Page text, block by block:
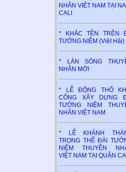
NHÂN VIỆT NAM TẠI
CALI
* KHẮC TÊN TRÊN
TƯỞNG NIỆM (Việt Hải)
* LÀN SÓNG
NHÂN MỚI
* LỄ ĐỘNG THỔ
CÔNG XÂY DỰNG
TƯỞNG NIỆM
NHÂN VIỆT NAM
* LỄ KHÁNH
TRỌNG THỂ ĐÀI
NIỆM THUYỀN
VIỆT NAM TẠI QUẬN